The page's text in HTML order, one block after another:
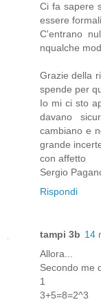
Ci fa sapere
essere
C'entrano
nqualche
Grazie della
spende per
Io mi ci sto
davano
cambiano e
grande
con affetto
Sergio
Rispondi
tampi 3b 14
Allora...
Secondo me
1
3+5=8=2^3